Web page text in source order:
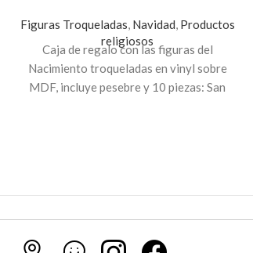
Figuras Troqueladas, Navidad, Productos
religiosos
Caja de regalo con las figuras del
Nacimiento troqueladas en vinyl sobre
MDF, incluye pesebre y 10 piezas: San
impresión en tapadera.Indicación: Para
personalizar la caja, envíanos el texto a
servicioalcliente@innovarte.com.sv